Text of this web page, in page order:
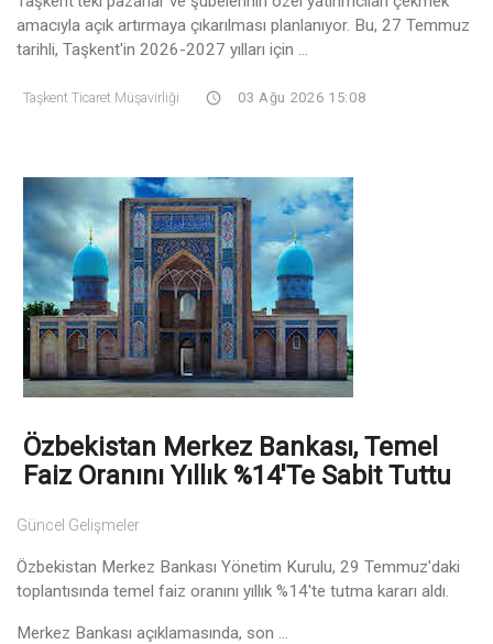
amacıyla açık artırmaya çıkarılması planlanıyor. Bu, 27 Temmuz
tarihli, Taşkent'in 2026-2027 yılları için ...
Taşkent Ticaret Müşavirliği 03 Ağu 2026 15:08
Özbekistan Merkez Bankası, Temel
Faiz Oranını Yıllık %14'te Sabit Tuttu
Güncel Gelişmeler
Özbekistan Merkez Bankası Yönetim Kurulu, 29 Temmuz'daki
toplantısında temel faiz oranını yıllık %14'te tutma kararı aldı.
Merkez Bankası açıklamasında, son ...